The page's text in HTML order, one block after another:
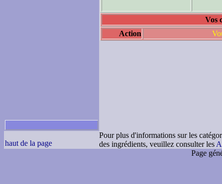
Vos
Action
haut de la page
Pour plus d'informations sur les
des ingrédients, veuillez consulter les
Page